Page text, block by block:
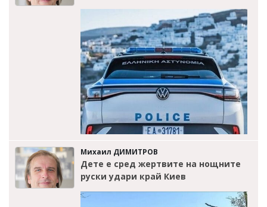
Михаил ДИМИТРОВ
Дете е сред жертвите на нощните
руски удари край Киев